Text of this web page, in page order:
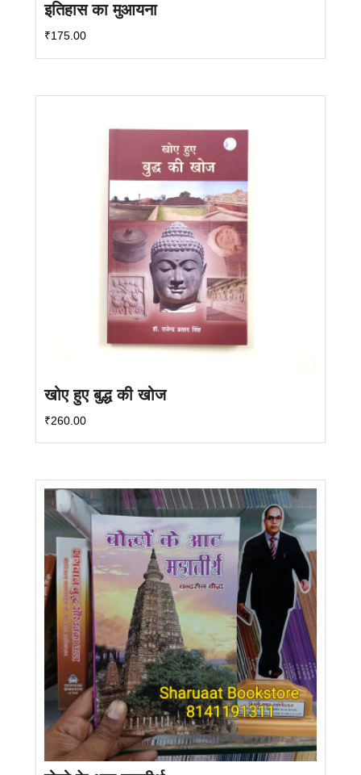
इतिहास का मुआयना
₹175.00
खोए हुए बुद्ध की खोज
₹260.00